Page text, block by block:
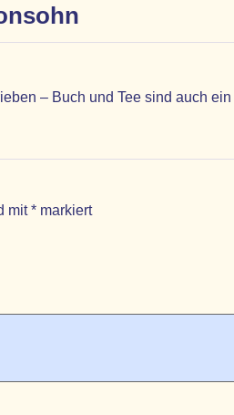
– Buch und Tee sind auch
mit* markiert